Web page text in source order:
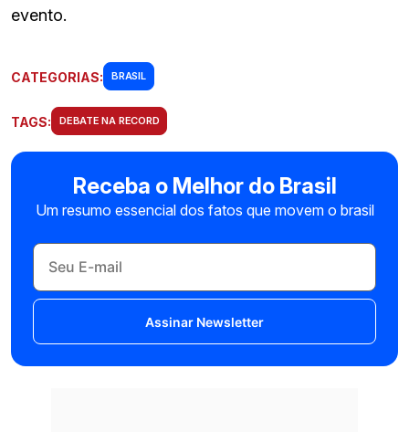
evento.
CATEGORIAS: BRASIL
TAGS: DEBATE NA RECORD
Receba o Melhor do Brasil
Um resumo essencial dos fatos que movem o brasil
Assinar Newsletter